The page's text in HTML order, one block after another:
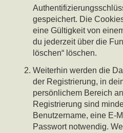
gespeichert. Die
eine Gültigkeit von
du jederzeit über die
löschen“ löschen.
Weiterhin werden die
der Registrierung, in
persönlichem Bereich
Registrierung sind
Benutzername, eine E-
Passwort notwendig.